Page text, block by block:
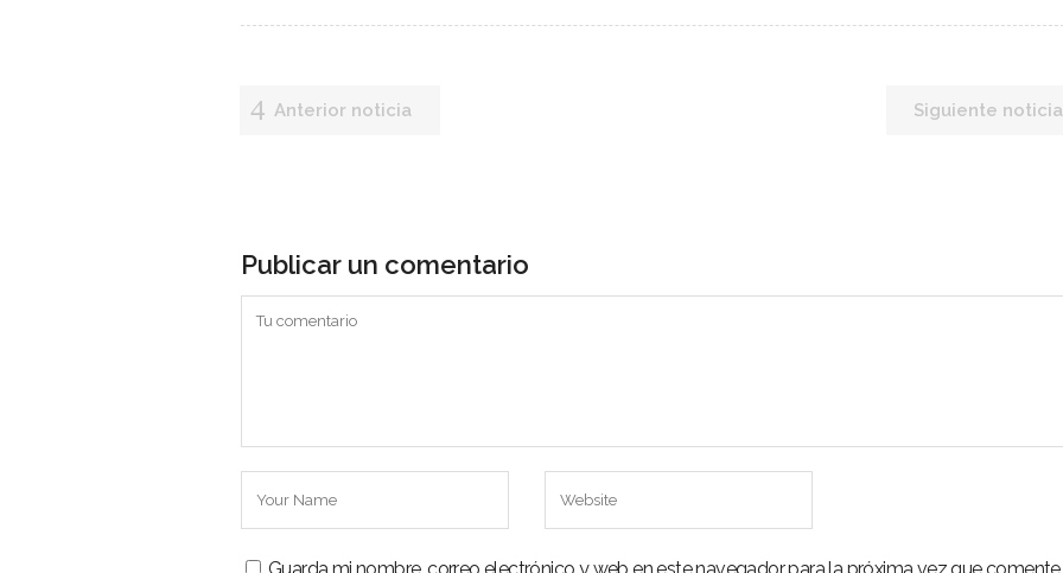
Anterior noticia Siguiente noticia
Publicar un comentario
Es una revista digital ecuatoriana
reflexivo sobre el desarrollo de la
minería a nivel nacional y el potencial
de los sectores estratégicos.
Inicio